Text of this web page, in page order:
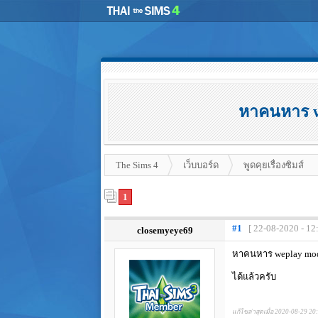
หาคนหาร
The Sims 4 เว็บบอร์ด พูดคุยเรื่องซิมส์
1
closemyeye69 #1 [ 22-08-2020 -
หาคนหาร weplay
ได้แล้วครับ
แก้ไขล่าสุดเมื่อ 2020-08-29